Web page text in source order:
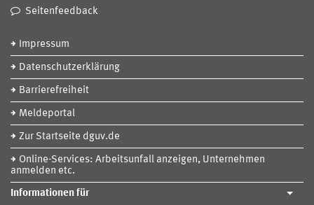
Seitenfeedback
Impressum
Datenschutzerklärung
Barrierefreiheit
Meldeportal
Zur Startseite dguv.de
Online-Services: Arbeitsunfall anzeigen, Unternehmen
anmelden etc.
Informationen für